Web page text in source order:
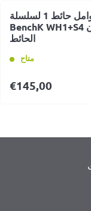
حوامل حائط 1 لسلسلة
BenchK WH1+S4 قضبان
الحائط
متاح
€145,00